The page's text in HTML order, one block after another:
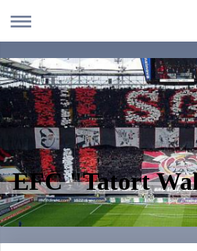
EFC "Tatort